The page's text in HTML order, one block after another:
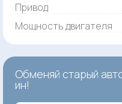
Привод
Мощность двигателя
Обменяй старый
ин!